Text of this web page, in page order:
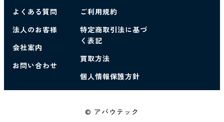
よくある質問
法人のお客様
会社案内
お問い合わせ
ご利用規約
特定商取引法に基づ
く表記
買取方法
個人情報保護方針
© アバウテック